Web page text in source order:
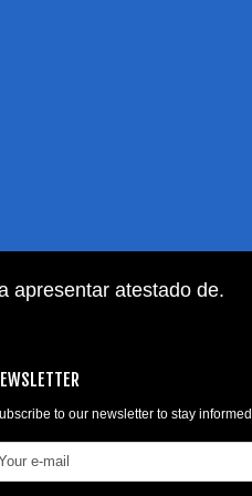
to our newsletter to stay informed.
apresentar atestado de.